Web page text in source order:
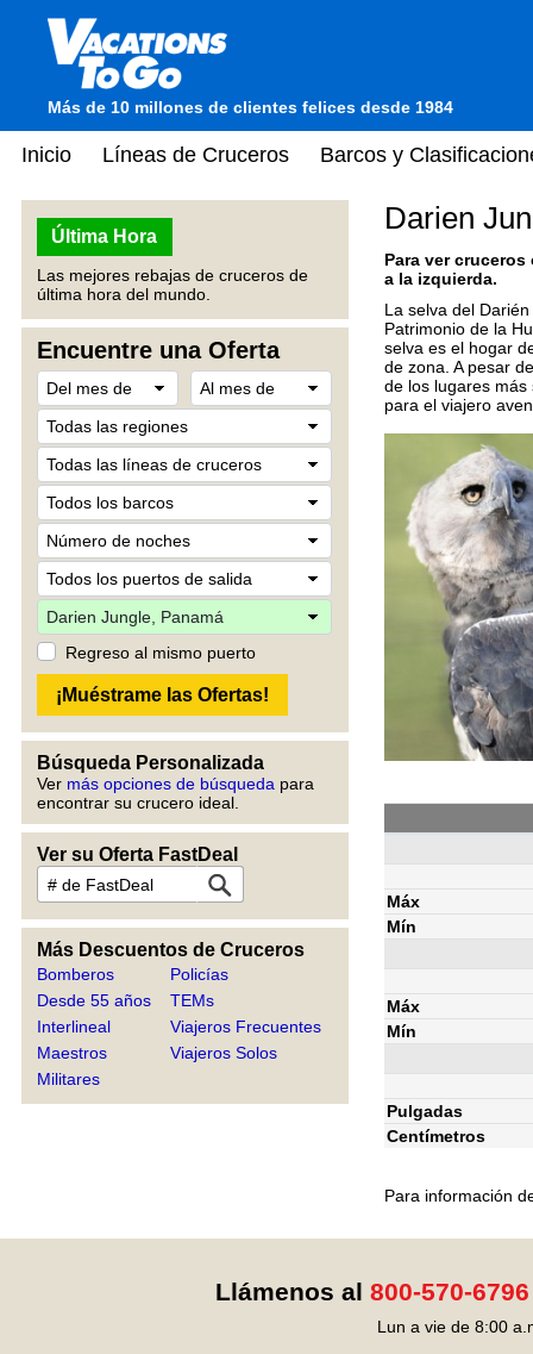
Más de 10 millones de clientes felices desde 1984
Inicio Líneas de Cruceros Barcos y
Última Hora
Las mejores rebajas de cruceros de
última hora del mundo.
Encuentre una Oferta
Regreso al mismo puerto
Búsqueda Personalizada
Ver más opciones de búsqueda para
encontrar su crucero ideal.
Ver su Oferta FastDeal
Más Descuentos de Cruceros
Bomberos
Desde 55 años
Interlineal
Maestros
Militares
Policías
TEMs
Viajeros Frecuentes
Viajeros Solos
Darien
Para ver
a la izquierda.
La selva del
Patrimonio de la
selva es el hogar
de zona. A pesar
de los lugares más
para el viajero
Máx
Mín
Máx
Mín
Pulgadas
Centímetros
Para información
Llámenos al 800-570-6796
Lun a vie de 8:00